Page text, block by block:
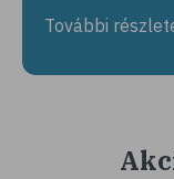
További